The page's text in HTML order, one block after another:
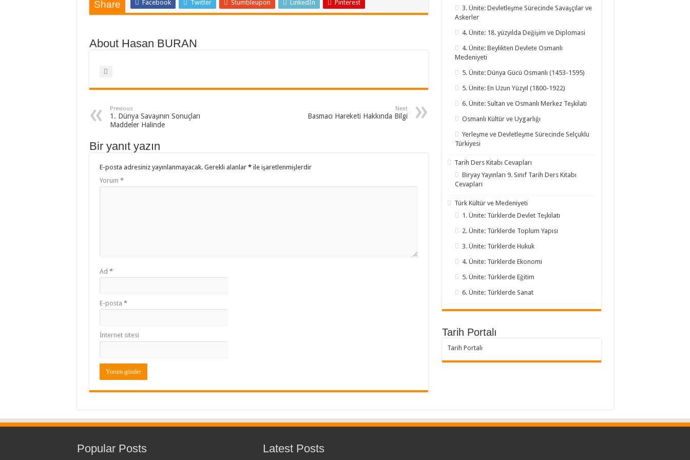
Share Facebook Twitter Stumbleupon LinkedIn Pinterest
About Hasan BURAN
Previous
1. Dünya Savaşının Sonuçları
Maddeler Halinde
Next
Basmacı Hareketi Hakkında Bilgi
Bir yanıt yazın
E-posta adresiniz yayınlanmayacak. Gerekli alanlar *ile işaretlenmişlerdir
Yorum *
Ad *
E-posta *
İnternet sitesi
3. Ünite: Devletleşme Sürecinde Savaşçılar ve
Askerler
4. Ünite: 18. yüzyılda Değişim ve Diplomasi
4. Ünite: Beylikten Devlete Osmanlı
Medeniyeti
5. Ünite: Dünya Gücü Osmanlı (1453-1595)
5. Ünite: En Uzun Yüzyıl (1800-1922)
6. Ünite: Sultan ve Osmanlı Merkez Teşkilatı
Osmanlı Kültür ve Uygarlığı
Yerleşme ve Devletleşme Sürecinde Selçuklu
Türkiyesi
Tarih Ders Kitabı Cevapları
Biryay Yayınları 9. Sınıf Tarih Ders Kitabı
Cevapları
Türk Kültür ve Medeniyeti
1. Ünite: Türklerde Devlet Teşkilatı
2. Ünite: Türklerde Toplum Yapısı
3. Ünite: Türklerde Hukuk
4. Ünite: Türklerde Ekonomi
5. Ünite: Türklerde Eğitim
6. Ünite: Türklerde Sanat
Tarih Portalı
Tarih Portalı
Popular Posts Latest Posts